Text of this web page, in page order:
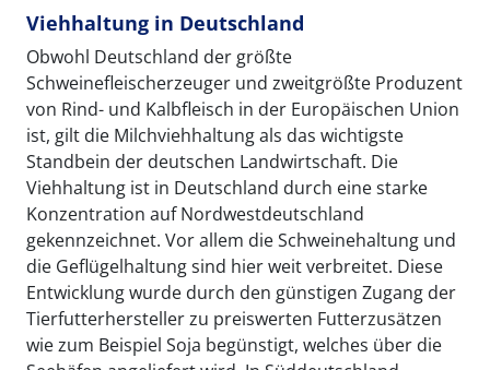
Viehhaltung in Deutschland
Obwohl Deutschland der größte
Schweinefleischerzeuger und zweitgrößte Produzent
von Rind- und Kalbfleisch in der Europäischen Union
ist, gilt die Milchviehhaltung als das wichtigste
Standbein der deutschen Landwirtschaft. Die
Viehhaltung ist in Deutschland durch eine starke
Konzentration auf Nordwestdeutschland
gekennzeichnet. Vor allem die Schweinehaltung und
die Geflügelhaltung sind hier weit verbreitet. Diese
Entwicklung wurde durch den günstigen Zugang der
Tierfutterhersteller zu preiswerten Futterzusätzen
wie zum Beispiel Soja begünstigt, welches über die